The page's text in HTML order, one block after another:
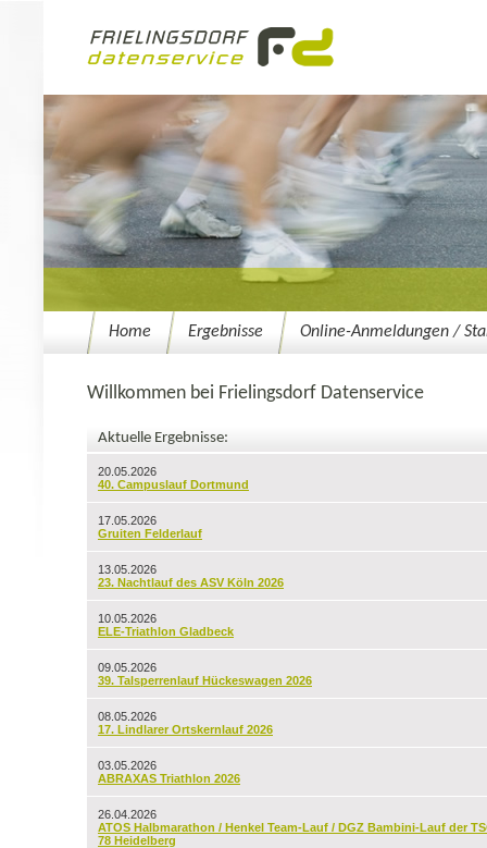
Home Ergebnisse Online-Anmeldungen /
Willkommen bei Frielingsdorf Datenservice
Aktuelle Ergebnisse:
20.05.2026
40. Campuslauf Dortmund
17.05.2026
Gruiten Felderlauf
13.05.2026
23. Nachtlauf des ASV Köln 2026
10.05.2026
ELE-Triathlon Gladbeck
09.05.2026
39. Talsperrenlauf Hückeswagen 2026
08.05.2026
17. Lindlarer Ortskernlauf 2026
03.05.2026
ABRAXAS Triathlon 2026
26.04.2026
ATOS Halbmarathon / Henkel Team-Lauf / DGZ Bambini-Lauf der
78 Heidelberg